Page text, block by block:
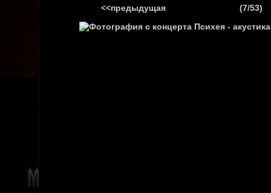
<<предыдущая (7/53)